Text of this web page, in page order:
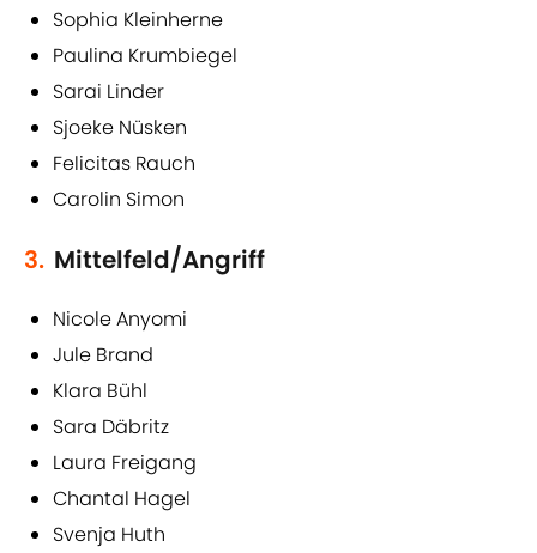
Sophia Kleinherne
Paulina Krumbiegel
Sarai Linder
Sjoeke Nüsken
Felicitas Rauch
Carolin Simon
3. Mittelfeld/Angriff
Nicole Anyomi
Jule Brand
Klara Bühl
Sara Däbritz
Laura Freigang
Chantal Hagel
Svenja Huth